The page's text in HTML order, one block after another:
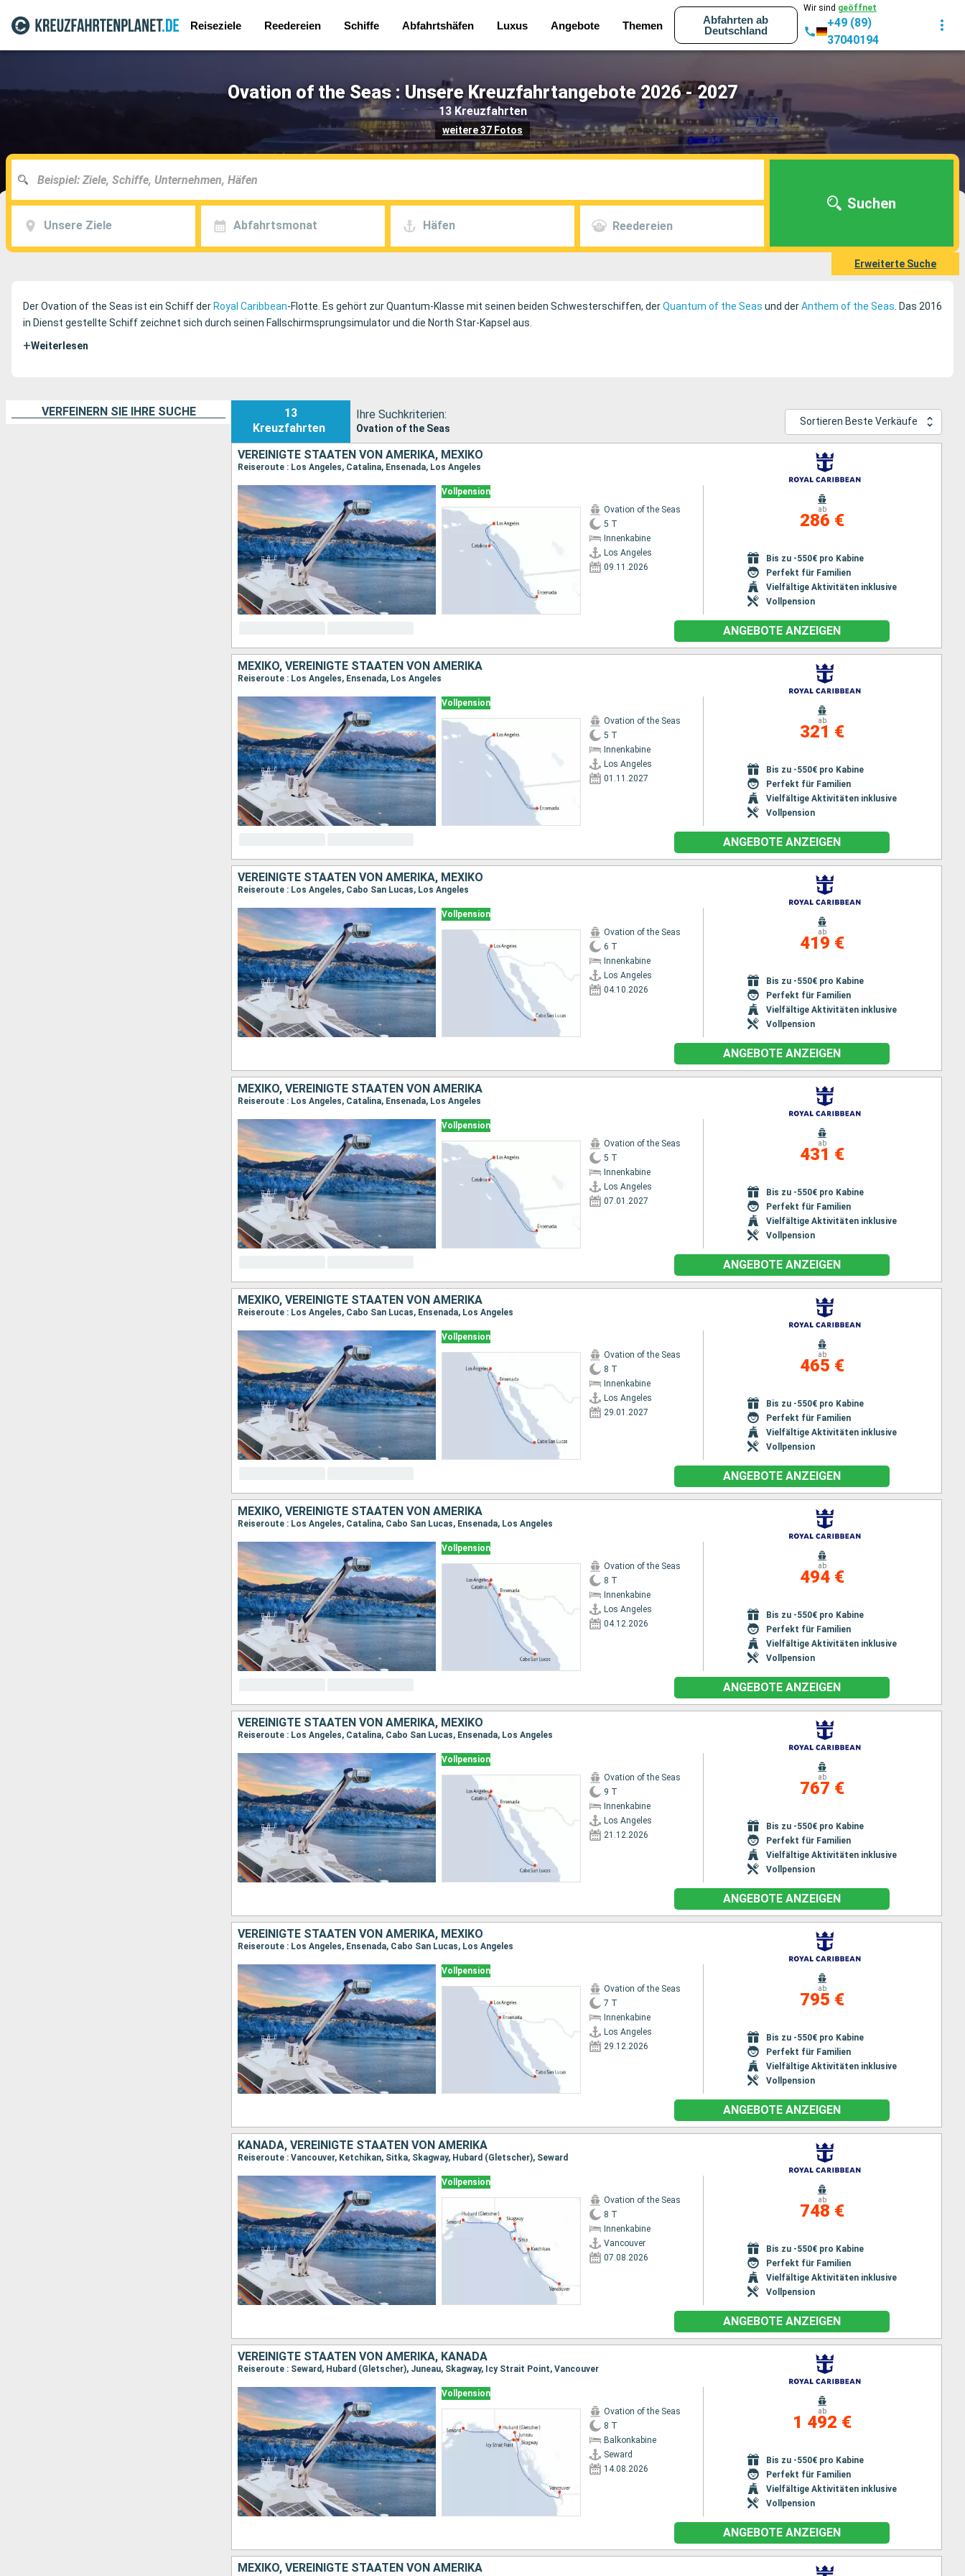
Reiseziele Reedereien Schiffe Abfahrtshäfen Luxus Angebote Themen
Abfahrten ab
Deutschland
Wir sind geöffnet
+49 (89)
37040194
Ovation of the Seas : Unsere Kreuzfahrtangebote 2026 - 2027
13 Kreuzfahrten
weitere 37 Fotos
Unsere Ziele Abfahrtsmonat Häfen Reedereien
Suchen
Erweiterte Suche
Der Ovation of the Seas ist ein Schiff der Royal Caribbean-Flotte. Es gehört zur Quantum-Klasse mit seinen beiden Schwesterschiffen, derQuantum of the Seas und derAnthem of the Seas . Das 2016
in Dienst gestellte Schiff zeichnet sich durch seinen Fallschirmsprungsimulator und die North Star-Kapsel aus.
+Weiterlesen
VERFEINERN SIE IHRE SUCHE
13
Kreuzfahrten
Ihre Suchkriterien:
Ovation of the Seas
Sortieren Beste Verkäufe
VEREINIGTE STAATEN VON AMERIKA, MEXIKO
Reiseroute : Los Angeles, Catalina, Ensenada, Los Angeles
Vollpension
Ovation of the Seas
5 T
Innenkabine
Los Angeles
09.11.2026
ab
286 €
Bis zu -550€ pro Kabine
Perfekt für Familien
Vielfältige Aktivitäten inklusive
Vollpension
ANGEBOTE ANZEIGEN
MEXIKO, VEREINIGTE STAATEN VON AMERIKA
Reiseroute : Los Angeles, Ensenada, Los Angeles
Vollpension
Ovation of the Seas
5 T
Innenkabine
Los Angeles
01.11.2027
ab
321 €
Bis zu -550€ pro Kabine
Perfekt für Familien
Vielfältige Aktivitäten inklusive
Vollpension
ANGEBOTE ANZEIGEN
VEREINIGTE STAATEN VON AMERIKA, MEXIKO
Reiseroute : Los Angeles, Cabo San Lucas, Los Angeles
Vollpension
Ovation of the Seas
6 T
Innenkabine
Los Angeles
04.10.2026
ab
419 €
Bis zu -550€ pro Kabine
Perfekt für Familien
Vielfältige Aktivitäten inklusive
Vollpension
ANGEBOTE ANZEIGEN
MEXIKO, VEREINIGTE STAATEN VON AMERIKA
Reiseroute : Los Angeles, Catalina, Ensenada, Los Angeles
Vollpension
Ovation of the Seas
5 T
Innenkabine
Los Angeles
07.01.2027
ab
431 €
Bis zu -550€ pro Kabine
Perfekt für Familien
Vielfältige Aktivitäten inklusive
Vollpension
ANGEBOTE ANZEIGEN
MEXIKO, VEREINIGTE STAATEN VON AMERIKA
Reiseroute : Los Angeles, Cabo San Lucas, Ensenada, Los Angeles
Vollpension
Ovation of the Seas
8 T
Innenkabine
Los Angeles
29.01.2027
ab
465 €
Bis zu -550€ pro Kabine
Perfekt für Familien
Vielfältige Aktivitäten inklusive
Vollpension
ANGEBOTE ANZEIGEN
MEXIKO, VEREINIGTE STAATEN VON AMERIKA
Reiseroute : Los Angeles, Catalina, Cabo San Lucas, Ensenada, Los Angeles
Vollpension
Ovation of the Seas
8 T
Innenkabine
Los Angeles
04.12.2026
ab
494 €
Bis zu -550€ pro Kabine
Perfekt für Familien
Vielfältige Aktivitäten inklusive
Vollpension
ANGEBOTE ANZEIGEN
VEREINIGTE STAATEN VON AMERIKA, MEXIKO
Reiseroute : Los Angeles, Catalina, Cabo San Lucas, Ensenada, Los Angeles
Vollpension
Ovation of the Seas
9 T
Innenkabine
Los Angeles
21.12.2026
ab
767 €
Bis zu -550€ pro Kabine
Perfekt für Familien
Vielfältige Aktivitäten inklusive
Vollpension
ANGEBOTE ANZEIGEN
VEREINIGTE STAATEN VON AMERIKA, MEXIKO
Reiseroute : Los Angeles, Ensenada, Cabo San Lucas, Los Angeles
Vollpension
Ovation of the Seas
7 T
Innenkabine
Los Angeles
29.12.2026
ab
795 €
Bis zu -550€ pro Kabine
Perfekt für Familien
Vielfältige Aktivitäten inklusive
Vollpension
ANGEBOTE ANZEIGEN
KANADA, VEREINIGTE STAATEN VON AMERIKA
Reiseroute : Vancouver, Ketchikan, Sitka, Skagway, Hubard (Gletscher), Seward
Vollpension
Ovation of the Seas
8 T
Innenkabine
Vancouver
07.08.2026
ab
748 €
Bis zu -550€ pro Kabine
Perfekt für Familien
Vielfältige Aktivitäten inklusive
Vollpension
ANGEBOTE ANZEIGEN
VEREINIGTE STAATEN VON AMERIKA, KANADA
Reiseroute : Seward, Hubard (Gletscher), Juneau, Skagway, Icy Strait Point, Vancouver
Vollpension
Ovation of the Seas
8 T
Balkonkabine
Seward
14.08.2026
ab
1 492 €
Bis zu -550€ pro Kabine
Perfekt für Familien
Vielfältige Aktivitäten inklusive
Vollpension
ANGEBOTE ANZEIGEN
MEXIKO, VEREINIGTE STAATEN VON AMERIKA